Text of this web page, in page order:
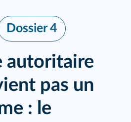
Dossier 4
autoritaire
pas un
: le